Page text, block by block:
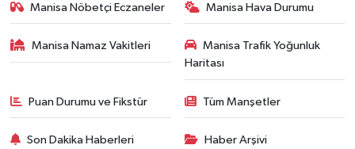
Çanakkale'nin tarihini yerinde
yaşadı
Manisa Nöbetçi Eczaneler Manisa Hava Durumu
Manisa Namaz Vakitleri
Manisa Trafik Yoğunluk
Haritası
Puan Durumu ve Fikstür Tüm Manşetler
Son Dakika Haberleri Haber Arşivi